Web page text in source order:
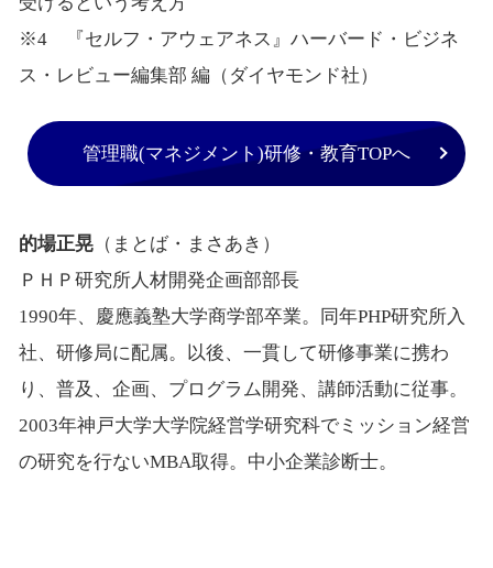
※4 『セルフ・アウェアネス』ハーバード・ビジネ
ス・レビュー編集部 編（ダイヤモンド社）
管理職(マネジメント)研修・教育TOPへ
的場正晃（まとば・まさあき）
ＰＨＰ研究所人材開発企画部部長
1990年、慶應義塾大学商学部卒業。同年PHP研究所入
社、研修局に配属。以後、一貫して研修事業に携わ
り、普及、企画、プログラム開発、講師活動に従事。
2003年神戸大学大学院経営学研究科でミッション経営
の研究を行ないMBA取得。中小企業診断士。